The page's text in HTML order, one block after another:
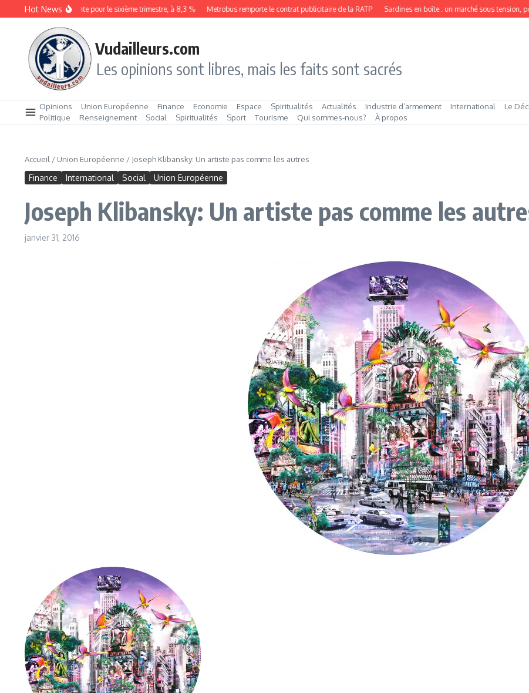
Aller au contenu
Hot News
Le chômage augmente pour le sixième trimestre, à 8,3 % Metrobus remporte le contrat publicitaire de la RATP Sardines en boîte : un marché sous tension, porté
Vudailleurs.com
Les opinions sont libres, mais les faits sont sacrés
Opinions Union Européenne Finance Economie Espace Spiritualités Actualités Industrie d’armement International Le
Politique
Renseignement Social Spiritualités Sport Tourisme Qui sommes‑nous? À propos
Accueil / Union Européenne / Joseph Klibansky: Un artiste pas comme les autres
Finance International Social Union Européenne
Joseph Klibansky: Un artiste pas comme les
janvier 31, 2016